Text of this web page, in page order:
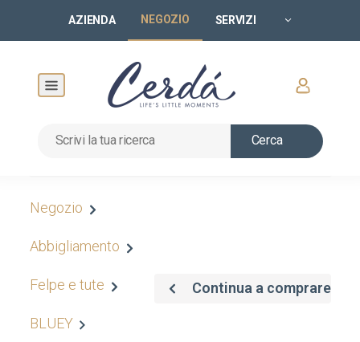
AZIENDA NEGOZIO SERVIZI
Cerca
Negozio
Abbigliamento
Felpe e tute
BLUEY
Continua a comprare